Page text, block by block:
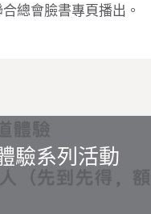
總會臉書專頁播出。
驗系列活動